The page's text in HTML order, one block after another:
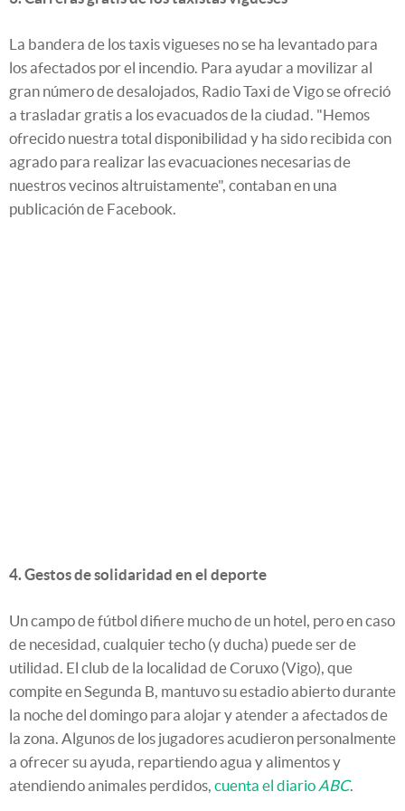
La bandera de los taxis vigueses no se ha levantado para
los afectados por el incendio. Para ayudar a movilizar al
gran número de desalojados, Radio Taxi de Vigo se ofreció
a trasladar gratis a los evacuados de la ciudad. "Hemos
ofrecido nuestra total disponibilidad y ha sido recibida con
agrado para realizar las evacuaciones necesarias de
nuestros vecinos altruistamente", contaban en una
publicación de Facebook.
4. Gestos de solidaridad en el deporte
Un campo de fútbol difiere mucho de un hotel, pero en caso
de necesidad, cualquier techo (y ducha) puede ser de
utilidad. El club de la localidad de Coruxo (Vigo), que
compite en Segunda B, mantuvo su estadio abierto durante
la noche del domingo para alojar y atender a afectados de
la zona. Algunos de los jugadores acudieron personalmente
a ofrecer su ayuda, repartiendo agua y alimentos y
atendiendo animales perdidos, cuenta el diario ABC.